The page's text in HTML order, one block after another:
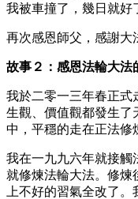
我被車撞了，幾日就好
再次感恩師父，感謝大
故事２：感恩法輪大法
我於二零一三年春正式
生觀、價值觀都發生了
中，平穩的走在正法修
我在一九九六年就接觸
就修煉法輪大法。修
上不好的習氣全改了